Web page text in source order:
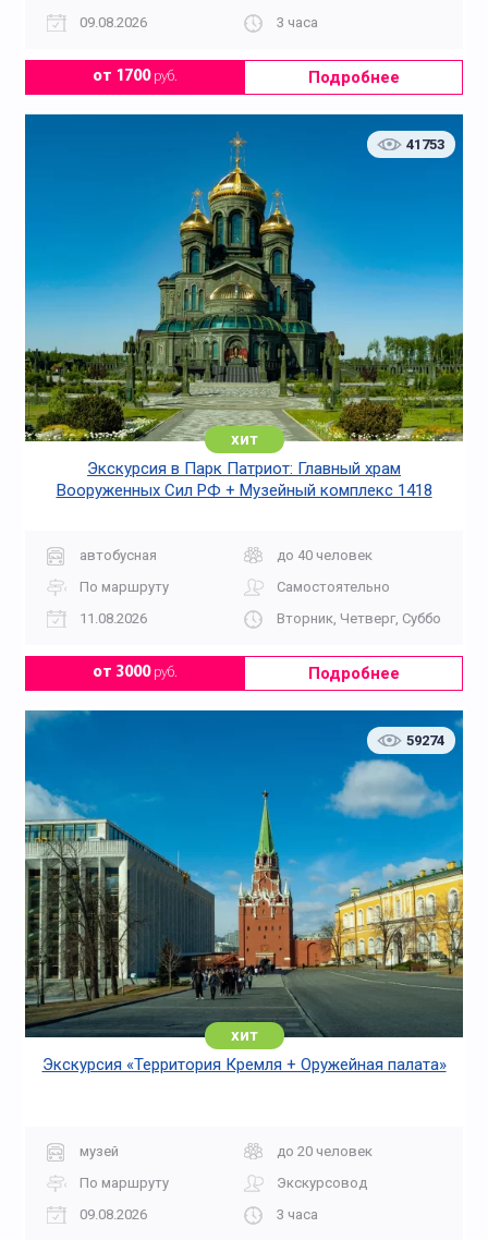
09.08.2026
3 часа
от 1700руб. Подробнее
41753
хит
Экскурсия в Парк Патриот: Главный храм
Вооруженных Сил РФ + Музейный комплекс 1418
автобусная
до 40 человек
По маршруту
Самостоятельно
11.08.2026
Вторник, Четверг, Суббота,
от 3000руб. Подробнее
59274
хит
Экскурсия «Территория Кремля + Оружейная палата»
музей
до 20 человек
По маршруту
Экскурсовод
09.08.2026
3 часа